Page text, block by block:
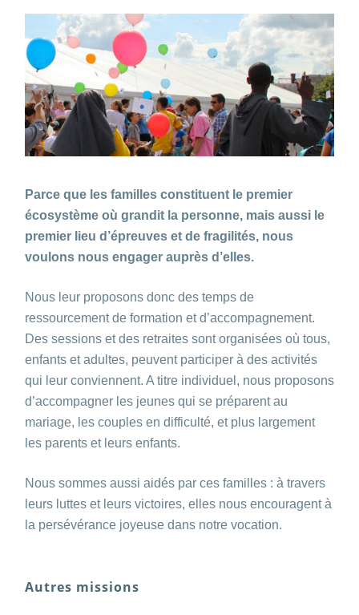
Parce que les familles constituent le premier
écosystème où grandit la personne, mais aussi le
premier lieu d’épreuves et de fragilités, nous
voulons nous engager auprès d’elles.
Nous leur proposons donc des temps de
ressourcement de formation et d’accompagnement.
Des sessions et des retraites sont organisées où tous,
enfants et adultes, peuvent participer à des activités
qui leur conviennent. A titre individuel, nous proposons
d’accompagner les jeunes qui se préparent au
mariage, les couples en difficulté, et plus largement
les parents et leurs enfants.
Nous sommes aussi aidés par ces familles : à travers
leurs luttes et leurs victoires, elles nous encouragent à
la persévérance joyeuse dans notre vocation.
Autres missions